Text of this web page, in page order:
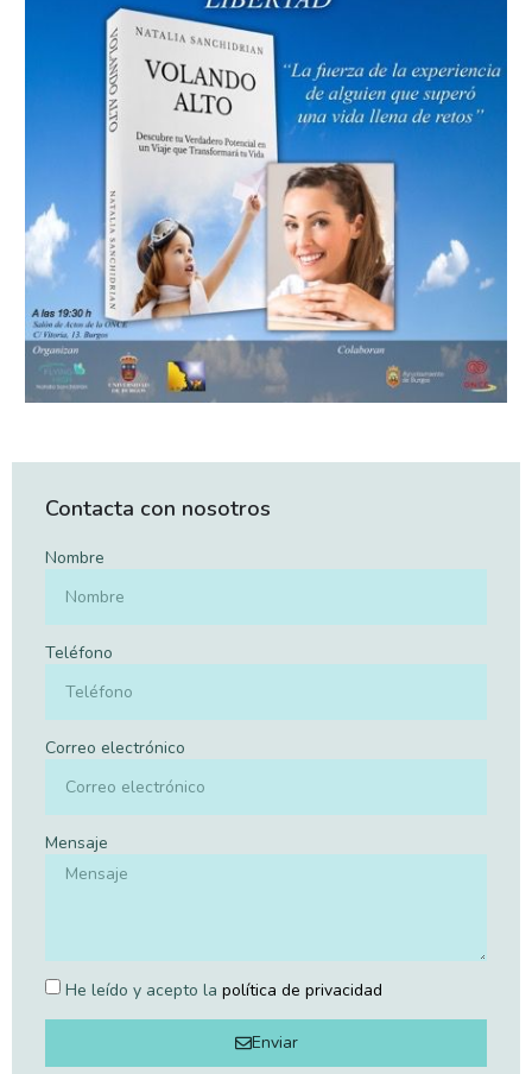
Contacta con nosotros
Nombre
Teléfono
Correo electrónico
Mensaje
He leído y acepto la política de privacidad
Enviar